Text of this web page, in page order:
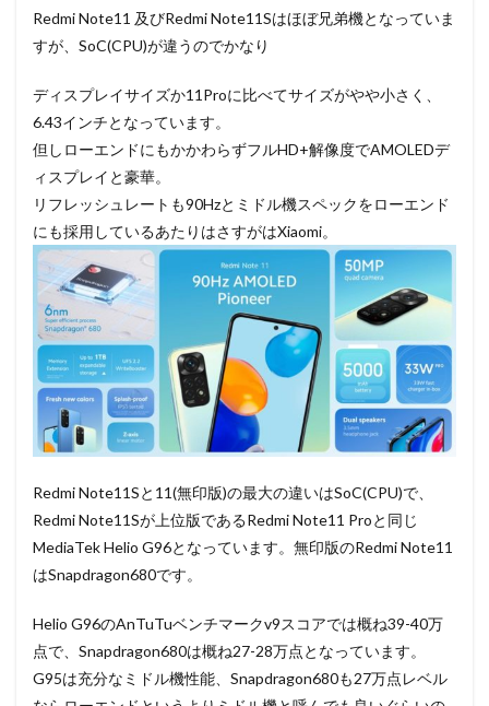
Redmi Note11 及びRedmi Note11Sはほぼ兄弟機となっていま
すが、SoC(CPU)が違うのでかなり
ディスプレイサイズか11Proに比べてサイズがやや小さく、
6.43インチとなっています。
但しローエンドにもかかわらずフルHD+解像度でAMOLEDデ
ィスプレイと豪華。
リフレッシュレートも90Hzとミドル機スペックをローエンド
にも採用しているあたりはさすがはXiaomi。
Redmi Note11Sと11(無印版)の最大の違いはSoC(CPU)で、
Redmi Note11Sが上位版であるRedmi Note11 Proと同じ
MediaTek Helio G96となっています。無印版のRedmi Note11
はSnapdragon680です。
Helio G96のAnTuTuベンチマークv9スコアでは概ね39-40万
点で、Snapdragon680は概ね27-28万点となっています。
G95は充分なミドル機性能、Snapdragon680も27万点レベル